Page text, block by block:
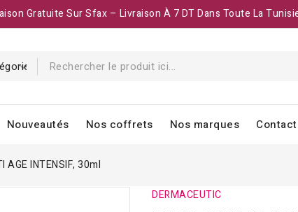
Gratuite Sur Sfax – Livraison À 7 DT Dans Toute La
Nouveautés Nos coffrets Nos marques
AGE INTENSIF, 30ml
DERMACEUTIC